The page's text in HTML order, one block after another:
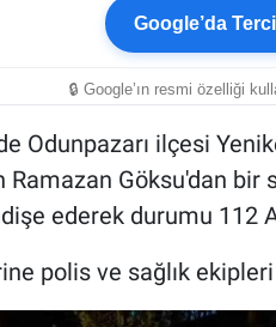
Google’da
🔒 Google’ın resmi özelliği
Odunpazarı ilçesi
Ramazan Göksu'dan bir
ederek durumu 112
polis ve sağlık